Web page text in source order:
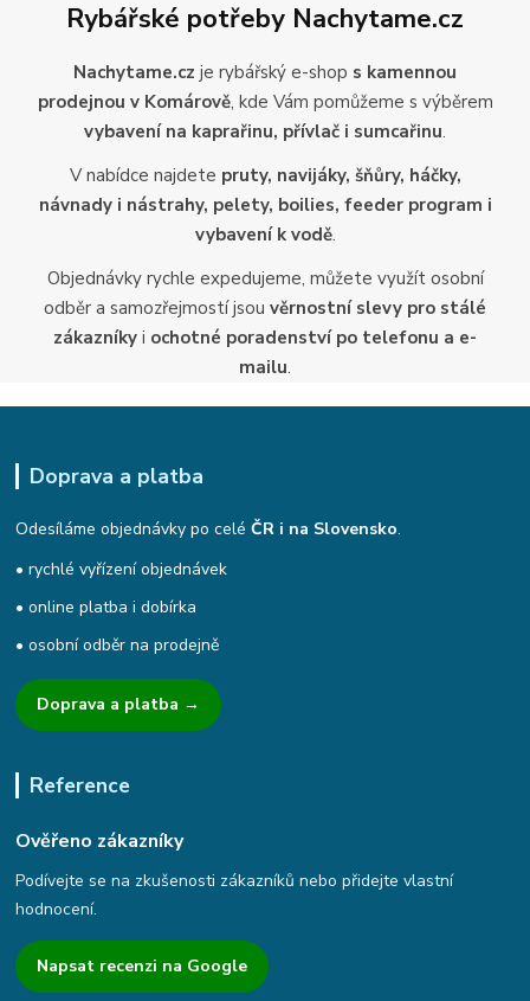
Rybářské potřeby Nachytame.cz
Nachytame.cz je rybářský e-shop s kamennou
prodejnou v Komárově, kde Vám pomůžeme s výběrem
vybavení na kaprařinu, přívlač i sumcařinu.
V nabídce najdete pruty, navijáky, šňůry, háčky,
návnady i nástrahy, pelety, boilies, feeder program i
vybavení k vodě.
Objednávky rychle expedujeme, můžete využít osobní
odběr a samozřejmostí jsou věrnostní slevy pro stálé
zákazníky i ochotné poradenství po telefonu a e-
mailu.
Doprava a platba
Odesíláme objednávky po celéČR i na Slovensko.
• rychlé vyřízení objednávek
• online platba i dobírka
• osobní odběr na prodejně
Doprava a platba →
Reference
Ověřeno zákazníky
Podívejte se na zkušenosti zákazníků nebo přidejte vlastní
hodnocení.
Napsat recenzi na Google